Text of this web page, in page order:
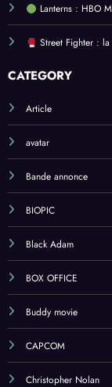
Lanterns : HBO
Street Fighter :
CATEGORY
Article
avatar
Bande annonce
BIOPIC
Black Adam
BOX OFFICE
Buddy movie
CAPCOM
Christopher Nolan